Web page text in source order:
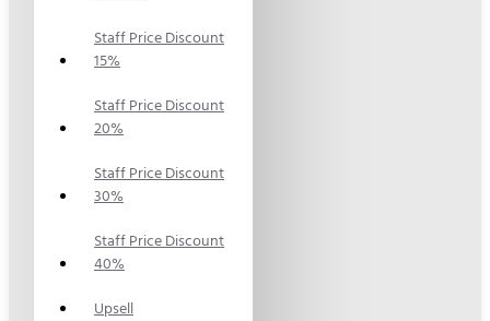
Staff Price Discount
15%
Staff Price Discount
20%
Staff Price Discount
30%
Staff Price Discount
40%
Upsell